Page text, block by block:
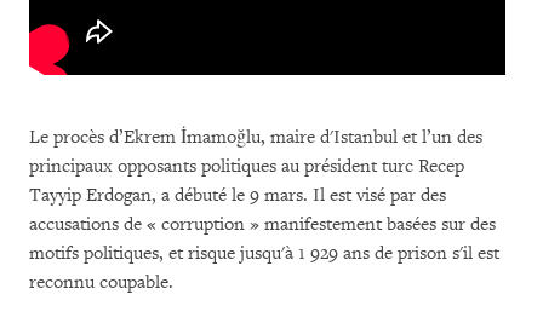
Le procès d’Ekrem İmamoğlu, maire d'Istanbul et l’un des
principaux opposants politiques au président turc Recep
Tayyip Erdogan, a débuté le 9 mars. Il est visé par des
accusations de « corruption » manifestement basées sur des
motifs politiques, et risque jusqu'à 1 929 ans de prison s'il est
reconnu coupable.